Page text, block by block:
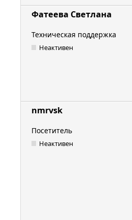
Фатеева Светлана
Техническая поддержка
Неактивен
nmrvsk
Посетитель
Неактивен